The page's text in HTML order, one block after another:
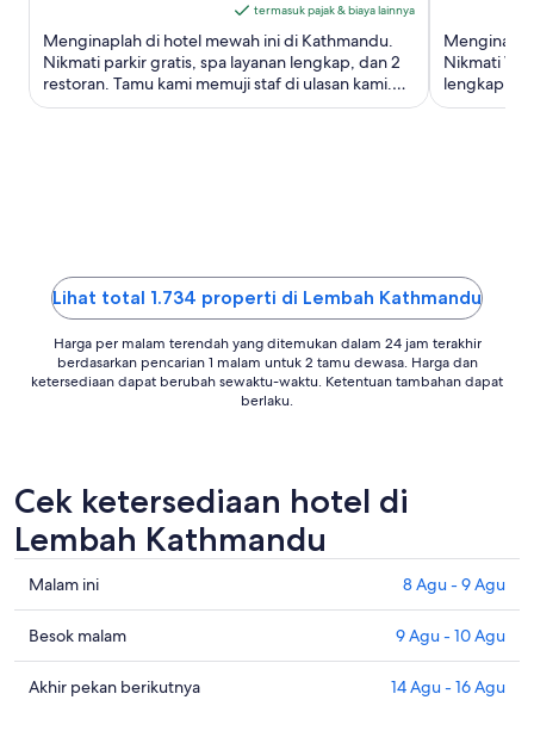
malam
dari
9
Agu
termasuk pajak & biaya lainnya
Menginaplah di hotel mewah ini di Kathmandu.
Nikmati parkir gratis, spa layanan lengkap, dan 2
restoran. Tamu kami memuji staf di ulasan kami.
Objek wisata populer ...
Nikmati
lengkap.
Lihat total 1.734 properti di Lembah Kathmandu
Harga per malam terendah yang ditemukan dalam 24 jam terakhir
berdasarkan pencarian 1 malam untuk 2 tamu dewasa. Harga dan
ketersediaan dapat berubah sewaktu-waktu. Ketentuan tambahan dapat
berlaku.
Cek ketersediaan hotel di
Lembah Kathmandu
Cek
harga
di
Lembah
Kathmandu
Malam ini 8 Agu - 9 Agu
Cek
harga
di
Besok malam 9 Agu - 10 Agu
Cek
Akhir pekan berikutnya 14 Agu - 16 Agu